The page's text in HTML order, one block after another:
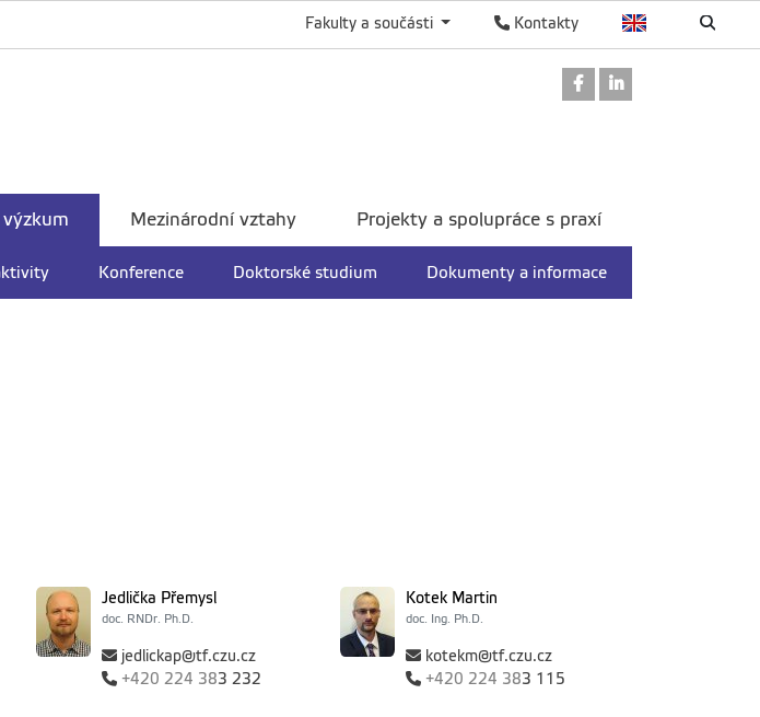
Kontakty
Fakulty a součásti
Odkaz na Facebook
Konference Doktorské studium Dokumenty a informace
Mezinárodní vztahy Projekty a spolupráce s praxí
Jedlička Přemysl
doc. RNDr. Ph.D.
jedlickap@tf.czu.cz
+420 224 383 232
Kotek Martin
doc. Ing. Ph.D.
kotekm@tf.czu.cz
+420 224 383 115